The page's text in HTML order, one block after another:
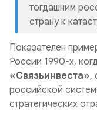
тогдашним
страну к
Показателен
России 1990-х,
«Связьинвеста»,
российской
стратегических